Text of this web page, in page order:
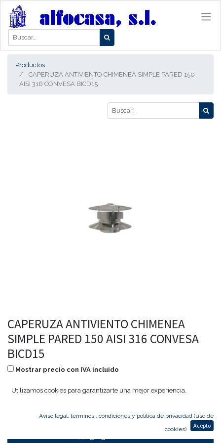
Productos
CAPERUZA ANTIVIENTO CHIMENEA SIMPLE PARED 150
AISI 316 CONVESA BICD15
CAPERUZA ANTIVIENTO CHIMENEA
SIMPLE PARED 150 AISI 316 CONVESA
BICD15
Mostrar precio con IVA incluido
102,22€ 49,07€
Utilizamos cookies para garantizarte una mejor experiencia.
Aviso legal, términos , condiciones y política de privacidad (uso de
cookies)
Acepto